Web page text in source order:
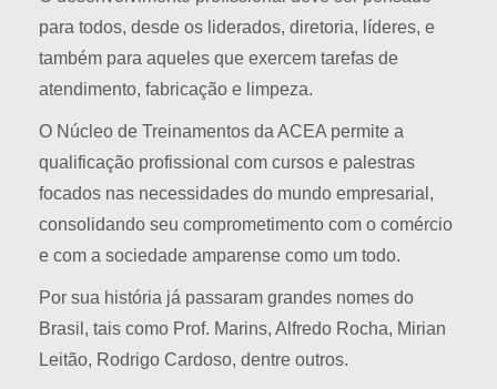
para todos, desde os liderados, diretoria, líderes, e
também para aqueles que exercem tarefas de
atendimento, fabricação e limpeza.
O Núcleo de Treinamentos da ACEA permite a
qualificação profissional com cursos e palestras
focados nas necessidades do mundo empresarial,
consolidando seu comprometimento com o comércio
e com a sociedade amparense como um todo.
Por sua história já passaram grandes nomes do
Brasil, tais como Prof. Marins, Alfredo Rocha, Mirian
Leitão, Rodrigo Cardoso, dentre outros.